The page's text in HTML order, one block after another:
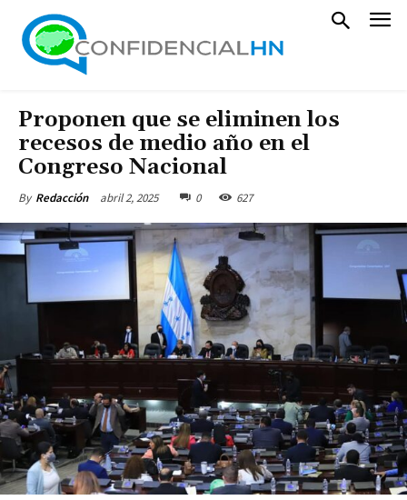
Proponen que se eliminen los
recesos de medio año en el
Congreso Nacional
By Redacción abril 2, 2025 0 627